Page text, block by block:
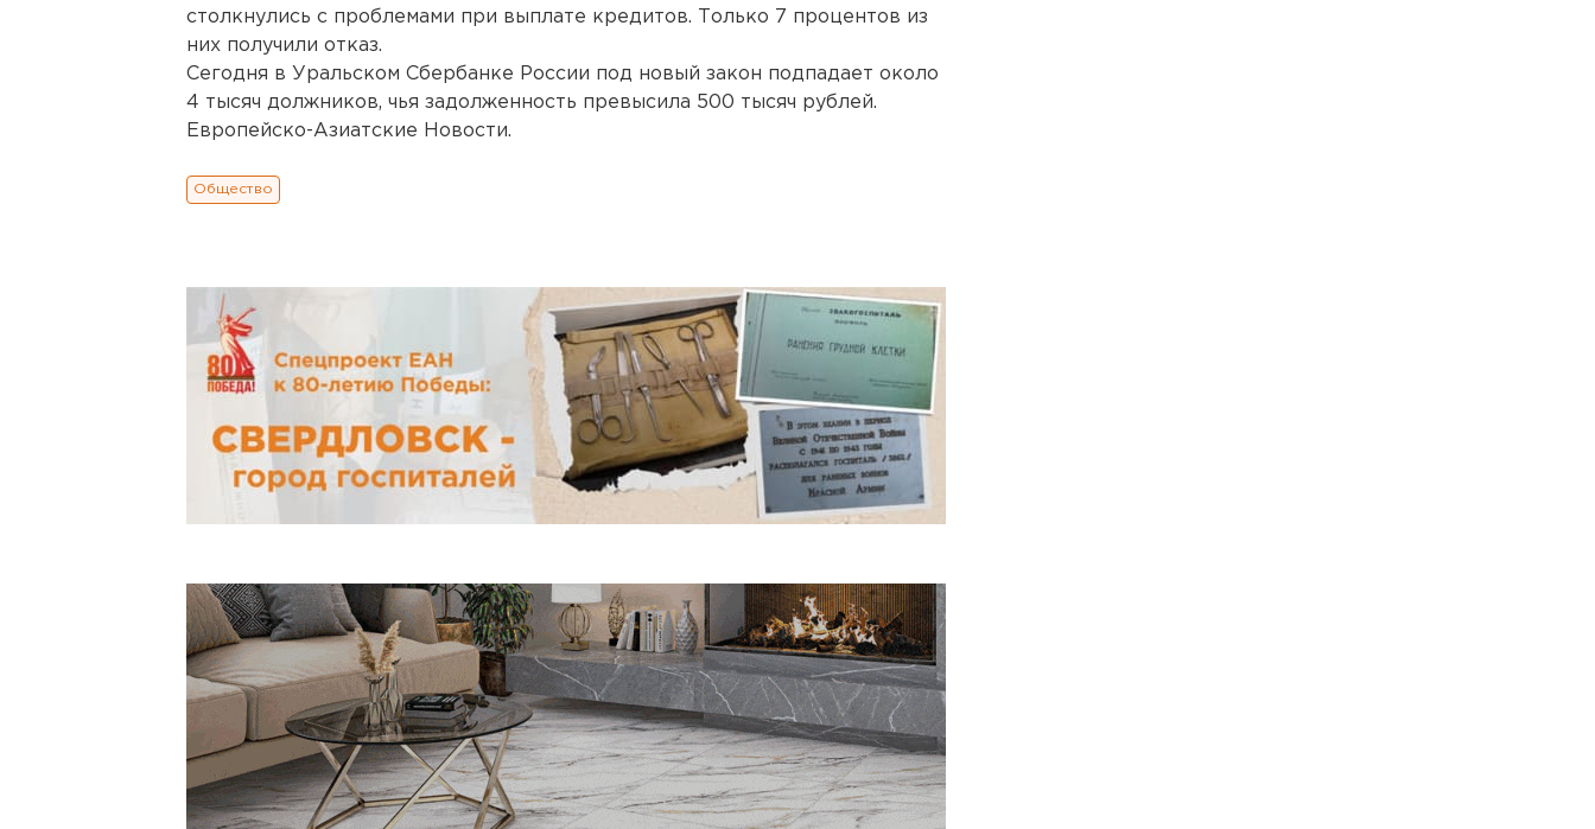
столкнулись с проблемами при выплате кредитов. Только 7 процентов из
них получили отказ.
Сегодня в Уральском Сбербанке России под новый закон подпадает около
4 тысяч должников, чья задолженность превысила 500 тысяч рублей.
Европейско-Азиатские Новости.
Общество